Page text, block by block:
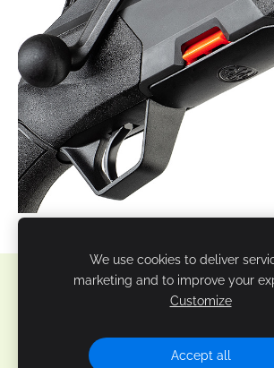
Sīkdatnes
Veidots arMozello- labo mājas
We use cookies to deliver
marketing and to improve your
Customize
Accept all